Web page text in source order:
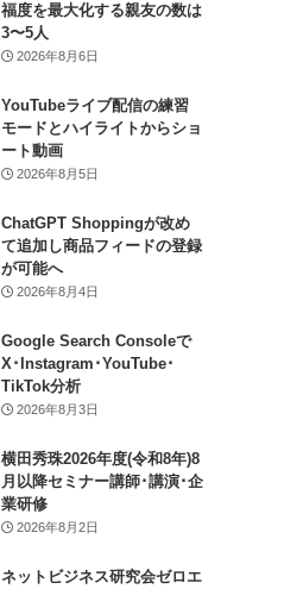
福度を最大化する親友の数は
3〜5人
2026年8月6日
YouTubeライブ配信の練習
モードとハイライトからショ
ート動画
2026年8月5日
ChatGPT Shoppingが改め
て追加し商品フィードの登録
が可能へ
2026年8月4日
Google Search Consoleで
X･Instagram･YouTube･
TikTok分析
2026年8月3日
横田秀珠2026年度(令和8年)8
月以降セミナー講師･講演･企
業研修
2026年8月2日
ネットビジネス研究会ゼロエ